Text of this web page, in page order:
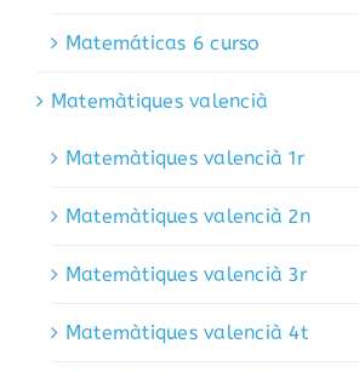
Matemáticas 6 curso
Matemàtiques valencià
Matemàtiques valencià 1r
Matemàtiques valencià 2n
Matemàtiques valencià 3r
Matemàtiques valencià 4t